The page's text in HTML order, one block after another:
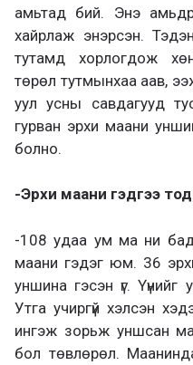
амьтад бий. Энэ
хайрлаж энэрсэн.
тутамд хорлогдож
төрөл тутмынхаа аав,
уул усны савдагууд
гурван эрхи маани
болно.
-Эрхи маани гэдгээ
-108 удаа ум ма ни
маани гэдэг юм. 36
уншина гэсэн үг.
Утга учиргүй хэлсэн
ингэж зорьж уншсан
бол төвлөрөл.